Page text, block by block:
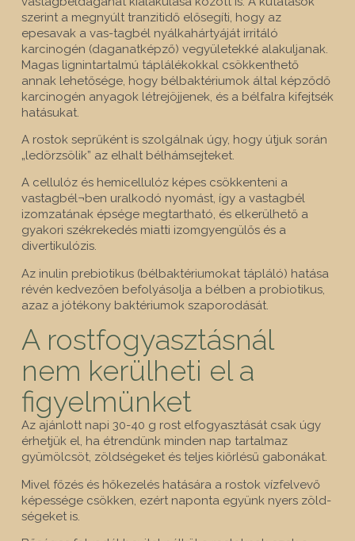
szerint a megnyúlt tranzitidő elősegíti, hogy az
epesavak a vas-tagbél nyálkahártyáját irritáló
karcinogén (daganatképző) vegyületekké alakuljanak.
Magas lignintartalmú táplálékokkal csökkenthető
annak lehetősége, hogy bélbaktériumok által képződő
karcinogén anyagok létrejöjjenek, és a bélfalra kifejtsék
hatásukat.
A rostok seprűként is szolgálnak úgy, hogy útjuk során
„ledörzsölik” az elhalt bélhámsejteket.
A cellulóz és hemicellulóz képes csökkenteni a
vastagbél¬ben uralkodó nyomást, így a vastagbél
izomzatának épsége megtartható, és elkerülhető a
gyakori székrekedés miatti izomgyengülős és a
divertikulózis.
Az inulin prebiotikus (bélbaktériumokat tápláló) hatása
révén kedvezően befolyásolja a bélben a probiotikus,
azaz a jótékony baktériumok szaporodását.
A rostfogyasztásnál
nem kerülheti el a
figyelmünket
Az ajánlott napi 30-40 g rost elfogyasztását csak úgy
ér­hetjük el, ha étrendünk minden nap tartalmaz
gyümöl­csöt, zöldségeket és teljes kiőrlésű gabonákat.
Mivel főzés és hőkezelés hatására a rostok vízfelvevő
képessége csökken, ezért naponta együnk nyers zöld­
ségeket is.